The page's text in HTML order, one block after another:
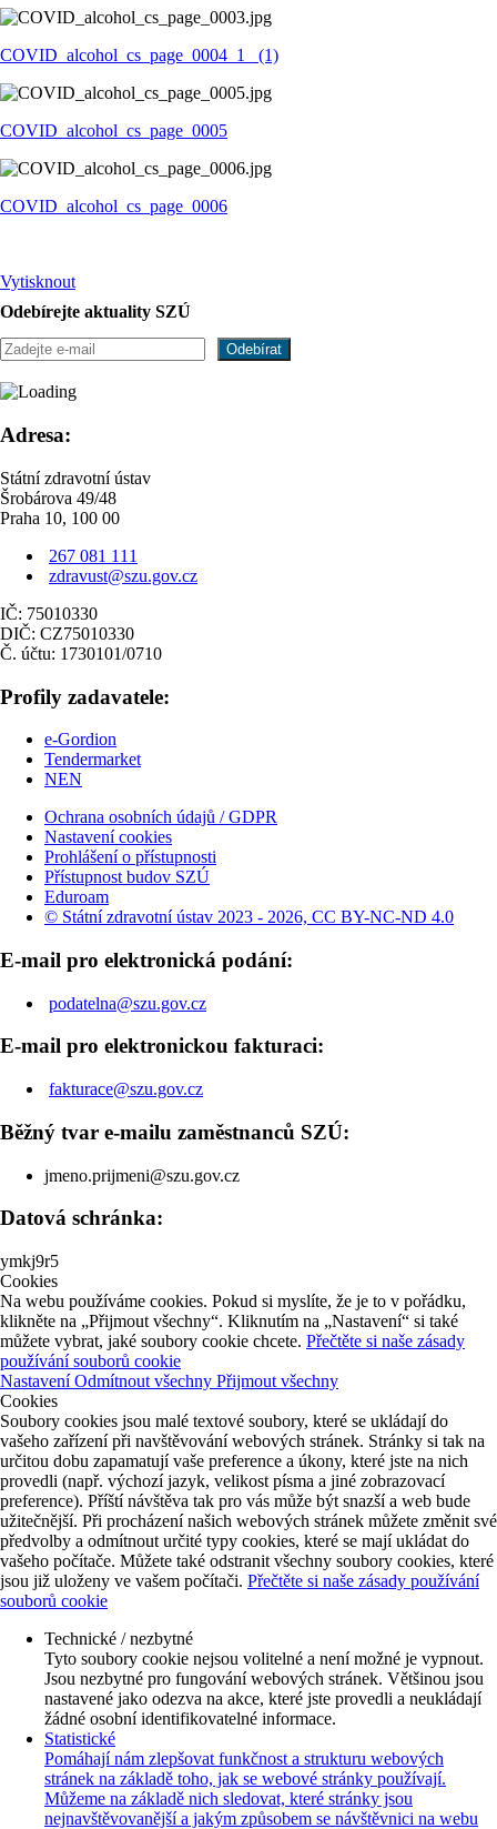
COVID_alcohol_cs_page_0004_1_ (1)
COVID_alcohol_cs_page_0005
COVID_alcohol_cs_page_0006
Vytisknout
Odebírejte aktuality SZÚ
Adresa:
Státní zdravotní ústav
Šrobárova 49/48
Praha 10, 100 00
267 081 111
zdravust@szu.gov.cz
IČ: 75010330
DIČ: CZ75010330
Č. účtu: 1730101/0710
Profily zadavatele:
e-Gordion
Tendermarket
NEN
Ochrana osobních údajů / GDPR
Nastavení cookies
Prohlášení o přístupnosti
Přístupnost budov SZÚ
Eduroam
© Státní zdravotní ústav 2023 - 2026, CC BY-NC-ND 4.0
E-mail pro elektronická podání:
podatelna@szu.gov.cz
E-mail pro elektronickou fakturaci:
fakturace@szu.gov.cz
Běžný tvar e-mailu zaměstnanců SZÚ:
jmeno.prijmeni@szu.gov.cz
Datová schránka:
ymkj9r5
Cookies
Na webu používáme cookies. Pokud si myslíte, že je to v pořádku,
klikněte na „Přijmout všechny“. Kliknutím na „Nastavení“ si také
můžete vybrat, jaké soubory cookie chcete. Přečtěte si naše zásady
používání souborů cookie
NastaveníOdmítnout všechny Přijmout všechny
Cookies
Soubory cookies jsou malé textové soubory, které se ukládají do
vašeho zařízení při navštěvování webových stránek. Stránky si tak na
určitou dobu zapamatují vaše preference a úkony, které jste na nich
provedli (např. výchozí jazyk, velikost písma a jiné zobrazovací
preference). Příští návštěva tak pro vás může být snazší a web bude
užitečnější. Při procházení našich webových stránek můžete změnit své
předvolby a odmítnout určité typy cookies, které se mají ukládat do
vašeho počítače. Můžete také odstranit všechny soubory cookies, které
jsou již uloženy ve vašem počítači. Přečtěte si naše zásady používání
souborů cookie
Technické / nezbytné
Tyto soubory cookie nejsou volitelné a není možné je vypnout.
Jsou nezbytné pro fungování webových stránek. Většinou jsou
nastavené jako odezva na akce, které jste provedli a neukládají
žádné osobní identifikovatelné informace.
Statistické
Pomáhají nám zlepšovat funkčnost a strukturu webových
stránek na základě toho, jak se webové stránky používají.
Můžeme na základě nich sledovat, které stránky jsou
nejnavštěvovanější a jakým způsobem se návštěvnici na webu